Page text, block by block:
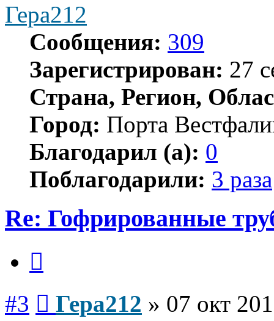
Гера212
Сообщения: 309
Зарегистрирован: 27
Страна, Регион,
Город: Порта
Благодарил (а): 0
Поблагодарили: 3 раза
Re: Гофрированные
#3 Гера212 » 07 окт